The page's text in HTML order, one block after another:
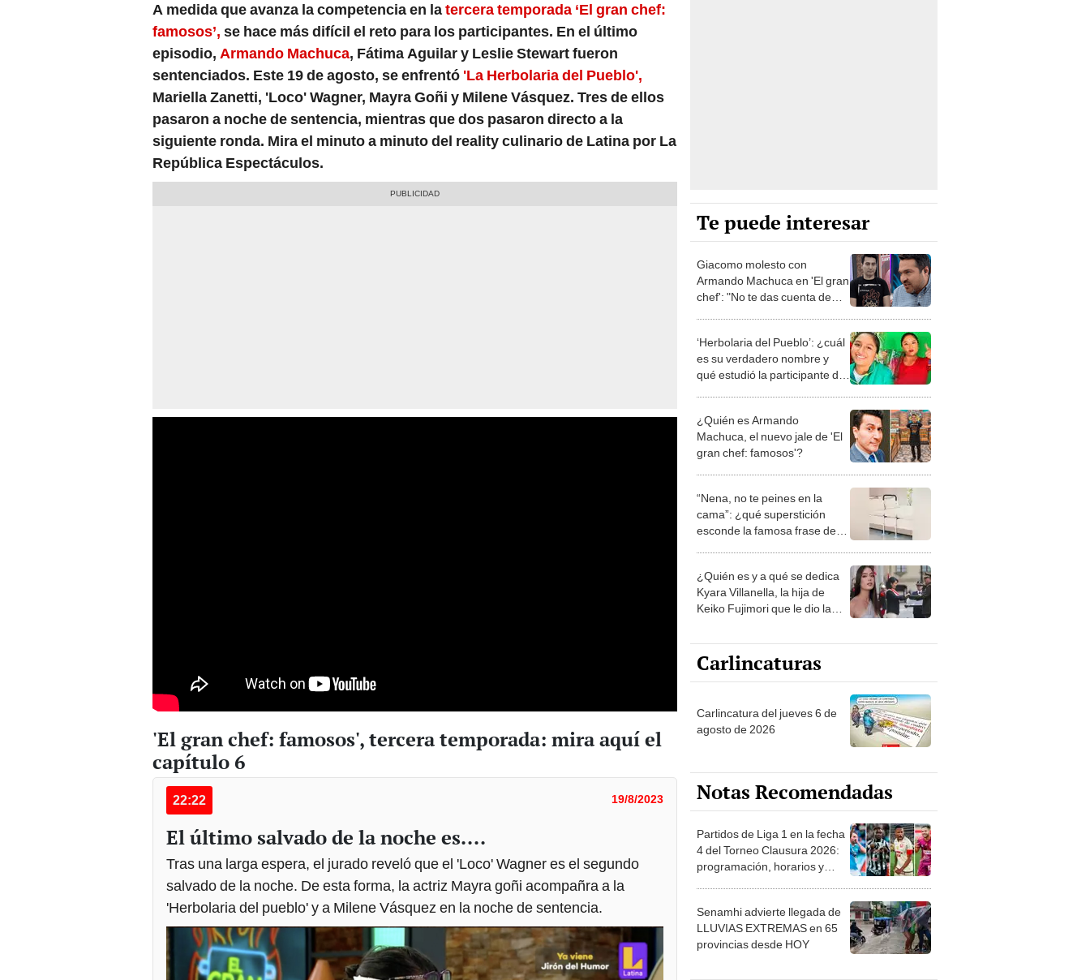
A medida que avanza la competencia en latercera temporada ‘El gran chef:
famosos’, se hace más difícil el reto para los participantes. En el último
episodio, Armando Machuca, Fátima Aguilar y Leslie Stewart fueron
sentenciados. Este 19 de agosto, se enfrentó 'La Herbolaria del Pueblo',
Mariella Zanetti, 'Loco' Wagner, Mayra Goñi y Milene Vásquez. Tres de ellos
pasaron a noche de sentencia, mientras que dos pasaron directo a la
siguiente ronda. Mira el minuto a minuto del reality culinario de Latina por La
República Espectáculos.
'El gran chef: famosos', tercera temporada: mira aquí el
capítulo 6
22:22 19/8/2023
El último salvado de la noche es....
Tras una larga espera, el jurado reveló que el 'Loco' Wagner es el segundo
salvado de la noche. De esta forma, la actriz Mayra goñi acompañra a la
'Herbolaria del pueblo' y a Milene Vásquez en la noche de sentencia.
Te puede interesar
Giacomo molesto con
Armando Machuca en 'El gran
chef': "No te das cuenta de
‘Herbolaria del Pueblo’: ¿cuál
es su verdadero nombre y
qué estudió la participante de
¿Quién es Armando
Machuca, el nuevo jale de 'El
gran chef: famosos'?
“Nena, no te peines en la
cama”: ¿qué superstición
esconde la famosa frase de
¿Quién es y a qué se dedica
Kyara Villanella, la hija de
Keiko Fujimori que le dio la
Carlincaturas
Carlincatura del jueves 6 de
agosto de 2026
Notas Recomendadas
Partidos de Liga 1 en la fecha
4 del Torneo Clausura 2026:
programación, horarios y
Senamhi advierte llegada de
LLUVIAS EXTREMAS en 65
provincias desde HOY